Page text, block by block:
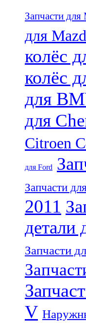
Запчасти для
для
колёс
колёс
для
для
Citroen
для Ford
Запчасти
2011
детали
Запчасти
V